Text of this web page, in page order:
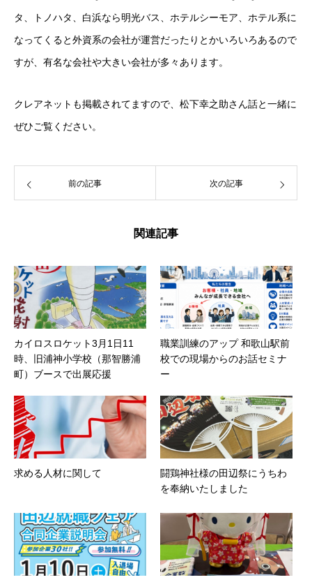
タ、トノハタ、白浜なら明光バス、ホテルシーモア、ホテル系に
なってくると外資系の会社が運営だったりとかいろいろあるので
すが、有名な会社や大きい会社が多々あります。
クレアネットも掲載されてますので、松下幸之助さん話と一緒に
ぜひご覧ください。
前の記事 次の記事
関連記事
カイロスロケット3月1日11
時、旧浦神小学校（那智勝浦
町）ブースで出展応援
職業訓練のアップ 和歌山駅前
校での現場からのお話セミナ
ー
求める人材に関して
闘鶏神社様の田辺祭にうちわ
を奉納いたしました